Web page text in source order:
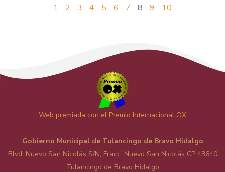
1 2 3 4 5 6 7 8 9 10
Web premiada con el Premio Internacional OX
Gobierno Municipal de Tulancingo de Bravo Hidalgo
Blvd. Nuevo San Nicolás S/N, Fracc. Nuevo San Nicolás CP 43640
Tulancingo de Bravo Hidalgo